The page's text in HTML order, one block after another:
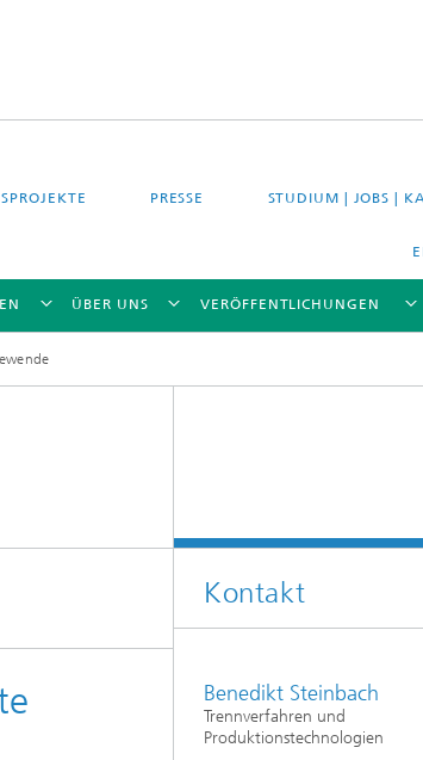
PRESSE STUDIUM | JOBS |
Digitaler Netzanschluss
Integrierte
Energiedaten und Monitoring
ÜBER UNS VERÖFFENTLICHUNGEN
Kontakt
Benedikt Steinbach
Trennverfahren und
Produktionstechnologien